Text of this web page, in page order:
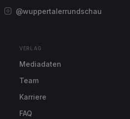
@wuppertalerrundschau
VERLAG
Mediadaten
Team
Karriere
FAQ